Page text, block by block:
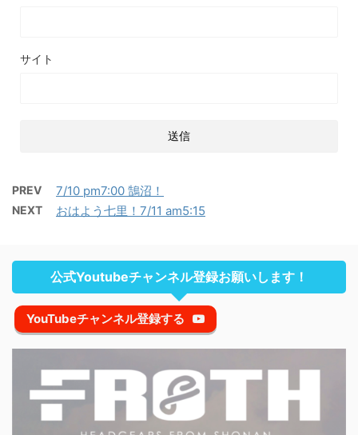
サイト
PREV 7/10 pm7:00 鵠沼！
NEXT おはよう七里！7/11 am5:15
公式Youtubeチャンネル登録お願いします！
YouTubeチャンネル登録する